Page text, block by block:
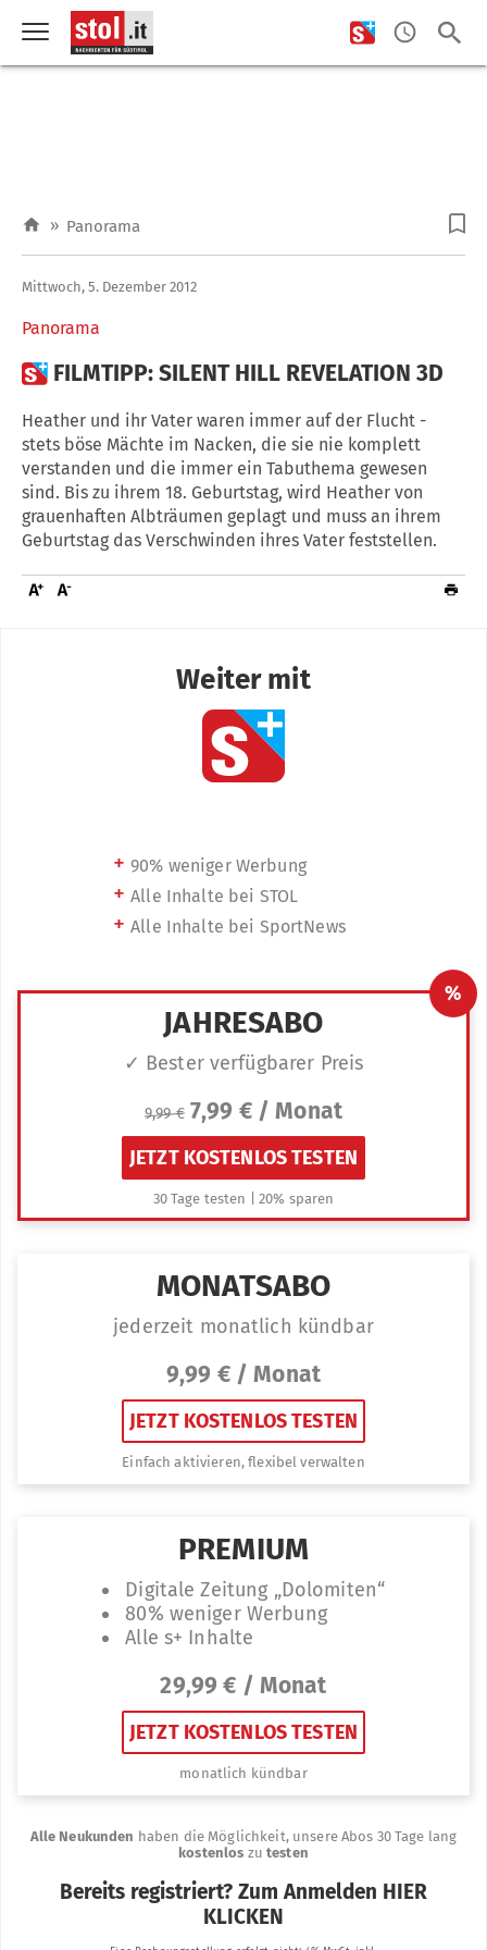
» Panorama
Panorama
Mittwoch, 5. Dezember 2012
 FILMTIPP: SILENT HILL REVELATION 3D
Heather und ihr Vater waren immer auf der Flucht -
stets böse Mächte im Nacken, die sie nie komplett
verstanden und die immer ein Tabuthema gewesen
sind. Bis zu ihrem 18. Geburtstag, wird Heather von
grauenhaften Albträumen geplagt und muss an ihrem
Geburtstag das Verschwinden ihres Vater feststellen.